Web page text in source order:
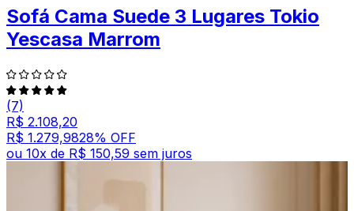
Sofá Cama Suede 3 Lugares Tokio
Yescasa Marrom
(7)
R$ 2.108,20
R$ 1.279,9828% OFF
ou 10x de R$ 150,59 sem juros